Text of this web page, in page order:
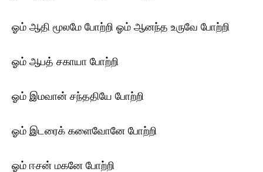
ஓம் ஆதி மூலமே போற்றி ஓம் ஆனந்த உருவே போற்றி
ஓம் ஆபத் சகாயா போற்றி
ஓம் இமவான் சந்ததியே போற்றி
ஓம் இடரைக் களைவோனே போற்றி
ஓம் ஈசன் மகனே போற்றி